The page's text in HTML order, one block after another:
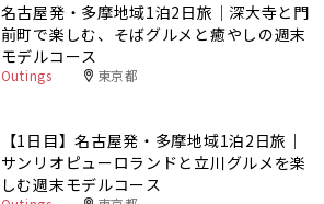
名古屋発・多摩地域1泊2日旅｜深大寺と門
前町で楽しむ、そばグルメと癒やしの週末
モデルコース
Outings 東京都
【1日目】名古屋発・多摩地域1泊2日旅｜
サンリオピューロランドと立川グルメを楽
しむ週末モデルコース